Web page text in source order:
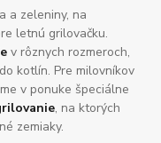
a zeleniny, na
letnú grilovačku.
v rôznych rozmeroch,
kotlín. Pre milovníkov
v ponuke špeciálne
, na ktorých
zemiaky.